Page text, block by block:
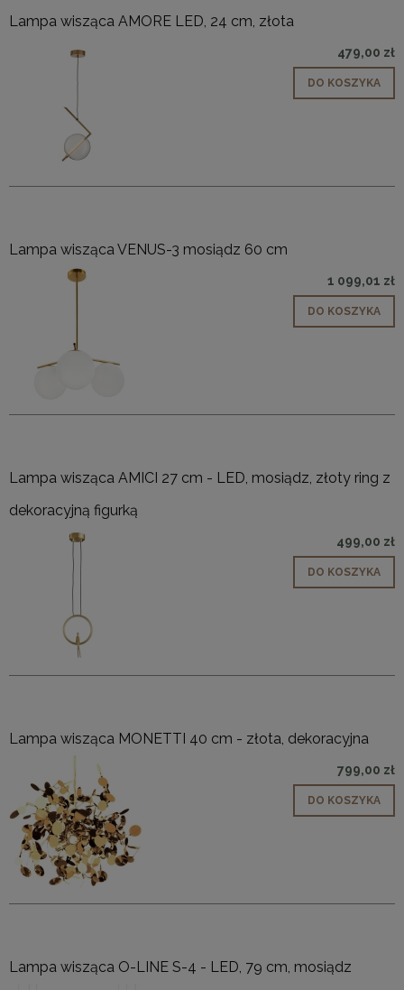
Lampa wisząca AMORE LED, 24 cm, złota
479,00 zł
DO KOSZYKA
Lampa wisząca VENUS-3 mosiądz 60 cm
1 099,01 zł
DO KOSZYKA
Lampa wisząca AMICI 27 cm - LED, mosiądz, złoty ring z
dekoracyjną figurką
499,00 zł
DO KOSZYKA
Lampa wisząca MONETTI 40 cm - złota, dekoracyjna
799,00 zł
DO KOSZYKA
Lampa wisząca O-LINE S-4 - LED, 79 cm, mosiądz